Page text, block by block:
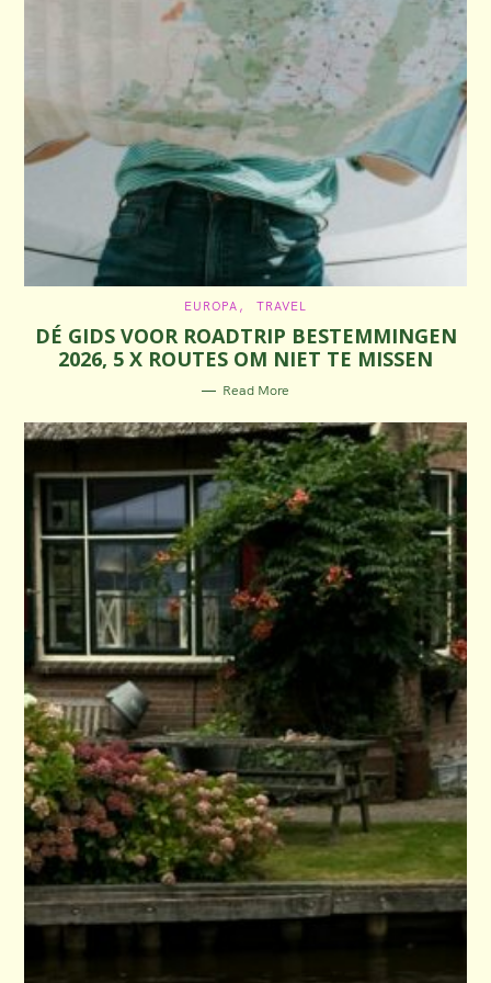
T
E
G
O
R
I
S
EUROPA TRAVEL
DÉ GIDS VOOR ROADTRIP BESTEMMINGEN
2026, 5 X ROUTES OM NIET TE MISSEN
Read More